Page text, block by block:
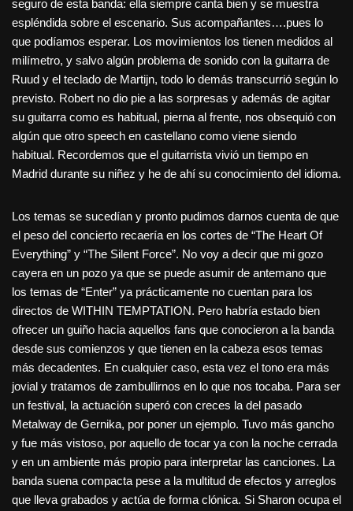
seguro de esta banda: ella siempre canta bien y se muestra
espléndida sobre el escenario. Sus acompañantes….pues lo
que podíamos esperar. Los movimientos los tienen medidos al
milímetro, y salvo algún problema de sonido con la guitarra de
Ruud y el teclado de Martijn, todo lo demás transcurrió según lo
previsto. Robert no dio pie a las sorpresas y además de agitar
su guitarra como es habitual, pierna al frente, nos obsequió con
algún que otro speech en castellano como viene siendo
habitual. Recordemos que el guitarrista vivió un tiempo en
Madrid durante su niñez y he de ahí su conocimiento del idioma.
Los temas se sucedían y pronto pudimos darnos cuenta de que
el peso del concierto recaería en los cortes de “The Heart Of
Everything” y “The Silent Force”. No voy a decir que mi gozo
cayera en un pozo ya que se puede asumir de antemano que
los temas de “Enter” ya prácticamente no cuentan para los
directos de WITHIN TEMPTATION. Pero habría estado bien
ofrecer un guiño hacia aquellos fans que conocieron a la banda
desde sus comienzos y que tienen en la cabeza esos temas
más decadentes. En cualquier caso, esta vez el tono era más
jovial y tratamos de zambullirnos en lo que nos tocaba. Para ser
un festival, la actuación superó con creces la del pasado
Metalway de Gernika, por poner un ejemplo. Tuvo más gancho
y fue más vistoso, por aquello de tocar ya con la noche cerrada
y en un ambiente más propio para interpretar las canciones. La
banda suena compacta pese a la multitud de efectos y arreglos
que lleva grabados y actúa de forma clónica. Si Sharon ocupa el